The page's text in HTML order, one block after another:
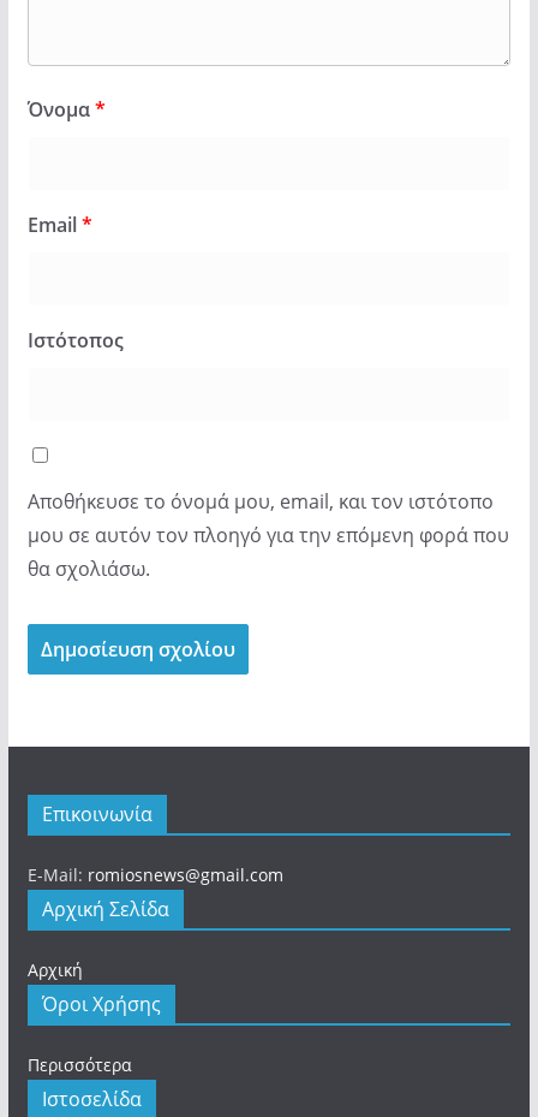
Όνομα*
Email*
Ιστότοπος
Αποθήκευσε το όνομά μου, email, και τον ιστότοπο
μου σε αυτόν τον πλοηγό για την επόμενη φορά που
θα σχολιάσω.
Επικοινωνία
E-Mail: romiosnews@gmail.com
Αρχική Σελίδα
Αρχική
Όροι Χρήσης
Περισσότερα
Ιστοσελίδα